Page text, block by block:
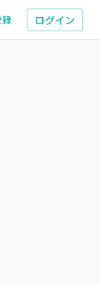
ログイン